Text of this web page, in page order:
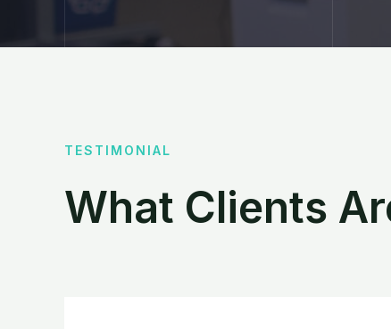
TESTIMONIAL
What Clients